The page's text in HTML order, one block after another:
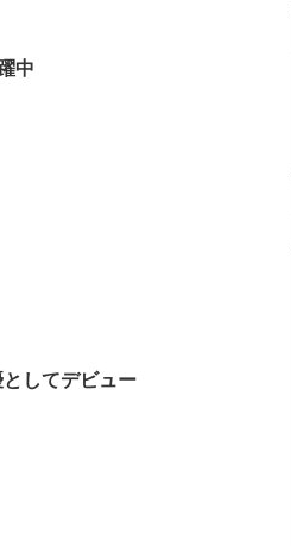
中
してデビュー